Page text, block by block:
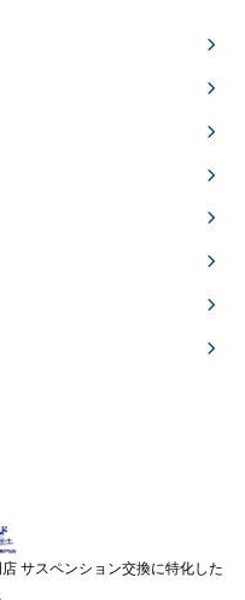
サスペンション交換に特化した